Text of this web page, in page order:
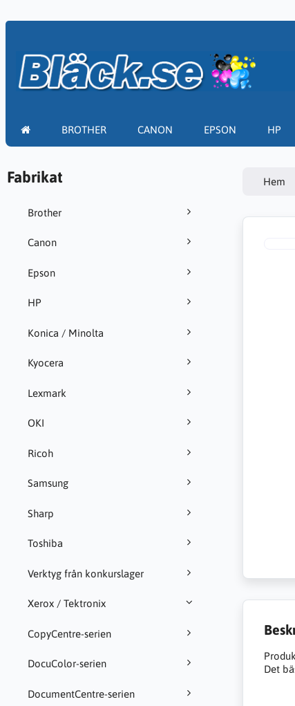
BROTHER CANON EPSON HP
Fabrikat
Brother
Canon
Epson
HP
Konica / Minolta
Kyocera
Lexmark
OKI
Ricoh
Samsung
Sharp
Toshiba
Verktyg från konkurslager
Xerox / Tektronix
CopyCentre-serien
DocuColor-serien
DocumentCentre-serien
Hem
Det